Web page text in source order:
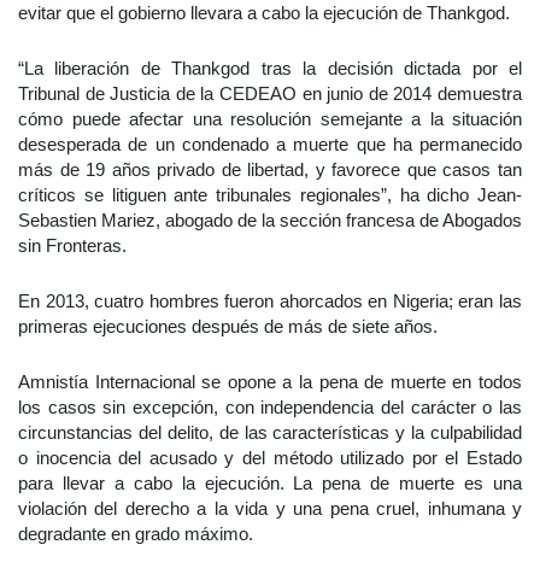
evitar que el gobierno llevara a cabo la ejecución de Thankgod.
“La liberación de Thankgod tras la decisión dictada por el
Tribunal de Justicia de la CEDEAO en junio de 2014 demuestra
cómo puede afectar una resolución semejante a la situación
desesperada de un condenado a muerte que ha permanecido
más de 19 años privado de libertad, y favorece que casos tan
críticos se litiguen ante tribunales regionales”, ha dicho Jean-
Sebastien Mariez, abogado de la sección francesa de Abogados
sin Fronteras.
En 2013, cuatro hombres fueron ahorcados en Nigeria; eran las
primeras ejecuciones después de más de siete años.
Amnistía Internacional se opone a la pena de muerte en todos
los casos sin excepción, con independencia del carácter o las
circunstancias del delito, de las características y la culpabilidad
o inocencia del acusado y del método utilizado por el Estado
para llevar a cabo la ejecución. La pena de muerte es una
violación del derecho a la vida y una pena cruel, inhumana y
degradante en grado máximo.